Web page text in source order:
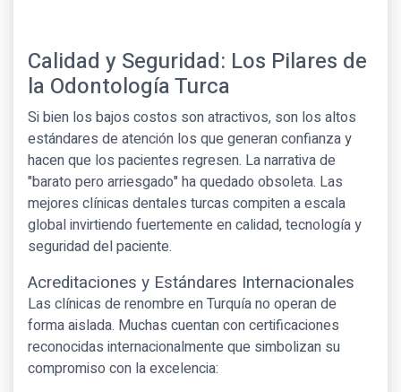
Calidad y Seguridad: Los Pilares de
la Odontología Turca
Si bien los bajos costos son atractivos, son los altos
estándares de atención los que generan confianza y
hacen que los pacientes regresen. La narrativa de
"barato pero arriesgado" ha quedado obsoleta. Las
mejores clínicas dentales turcas compiten a escala
global invirtiendo fuertemente en calidad, tecnología y
seguridad del paciente.
Acreditaciones y Estándares Internacionales
Las clínicas de renombre en Turquía no operan de
forma aislada. Muchas cuentan con certificaciones
reconocidas internacionalmente que simbolizan su
compromiso con la excelencia: